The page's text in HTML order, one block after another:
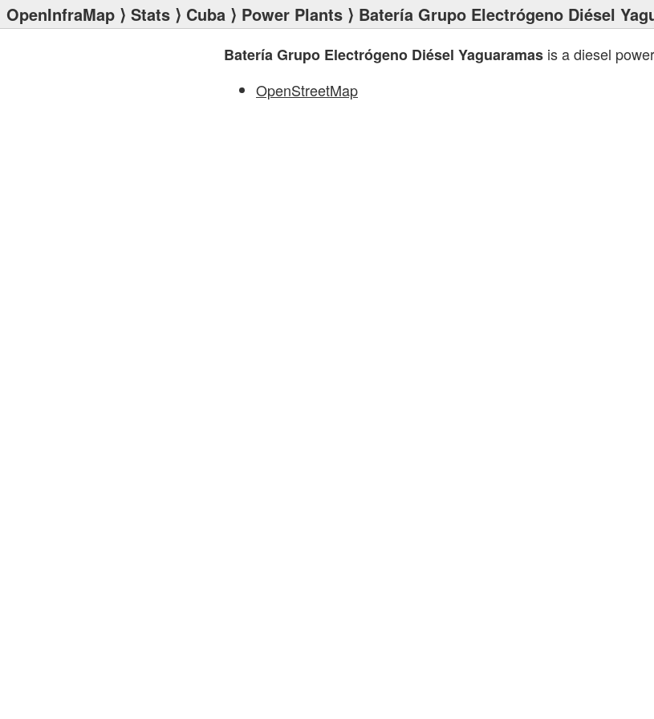
OpenInfraMap ⟩ Stats ⟩ Cuba ⟩ Power Plants ⟩ Batería Grupo Electrógeno Diésel
Batería Grupo Electrógeno Diésel Yaguaramas is a diesel
OpenStreetMap